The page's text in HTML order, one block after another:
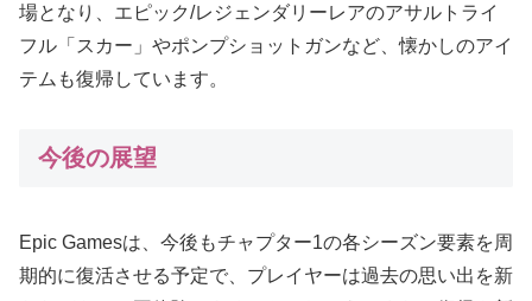
場となり、エピック/レジェンダリーレアのアサルトライ
フル「スカー」やポンプショットガンなど、懐かしのアイ
テムも復帰しています。
今後の展望
Epic Gamesは、今後もチャプター1の各シーズン要素を周
期的に復活させる予定で、プレイヤーは過去の思い出を新